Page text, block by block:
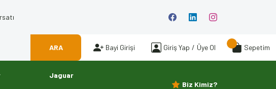
ARA Bayi Girişi Giriş Yap / Üye Ol Sepetim
Jaguar
Biz Kimiz?